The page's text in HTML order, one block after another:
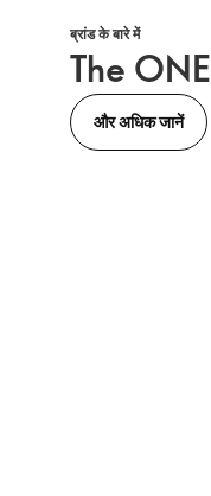
ब्रांड के बारे में
The ONE
और अधिक जानें